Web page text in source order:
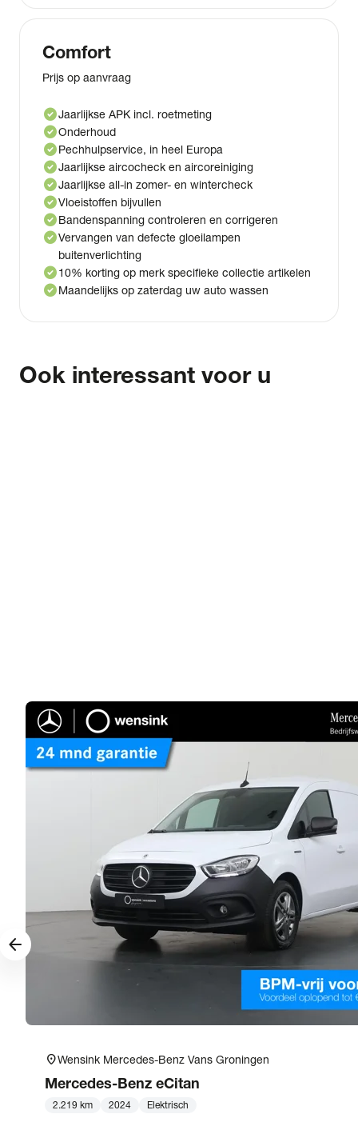
Comfort
Prijs op aanvraag
check_circleJaarlijkse APK incl. roetmeting
check_circleOnderhoud
check_circlePechhulpservice, in heel Europa
check_circleJaarlijkse aircocheck en aircoreiniging
check_circleJaarlijkse all-in zomer- en wintercheck
check_circleVloeistoffen bijvullen
check_circleBandenspanning controleren en corrigeren
check_circleVervangen van defecte gloeilampen
buitenverlichting
check_circle10% korting op merk specifieke collectie artikelen
check_circleMaandelijks op zaterdag uw auto wassen
Ook interessant voor u
location_onWensink Mercedes-Benz Vans Groningen
Mercedes-Benz eCitan
2.219 km 2024 Elektrisch
arrow_forward